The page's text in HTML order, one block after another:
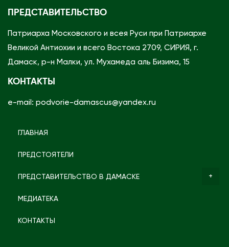
ПРЕДСТАВИТЕЛЬСТВО
Патриарха Московского и всея Руси при Патриархе
Великой Антиохии и всего Востока 2709, СИРИЯ, г.
Дамаск, р-н Малки, ул. Мухамеда аль Бизима, 15
КОНТАКТЫ
e-mail: podvorie-damascus@yandex.ru
ГЛАВНАЯ
ПРЕДСТОЯТЕЛИ
ПРЕДСТАВИТЕЛЬСТВО В ДАМАСКЕ
МЕДИАТЕКА
КОНТАКТЫ